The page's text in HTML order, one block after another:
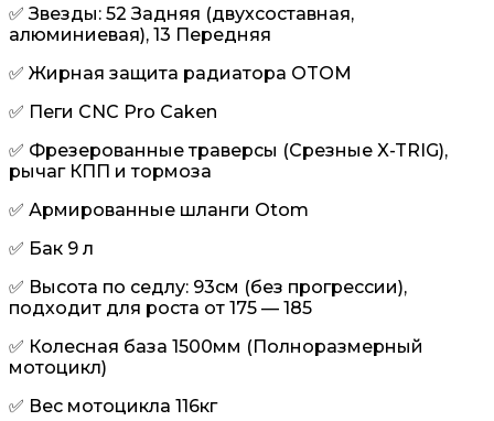
✅ Звезды: 52 Задняя (двухсоставная,
алюминиевая), 13 Передняя
✅ Жирная защита радиатора OTOM
✅ Пеги CNC Pro Caken
✅ Фрезерованные траверсы (Срезные X-TRIG),
рычаг КПП и тормоза
✅ Армированные шланги Otom
✅ Бак 9 л
✅ Высота по седлу: 93см (без прогрессии),
подходит для роста от 175 — 185
✅ Колесная база 1500мм (Полноразмерный
мотоцикл)
✅ Вес мотоцикла 116кг